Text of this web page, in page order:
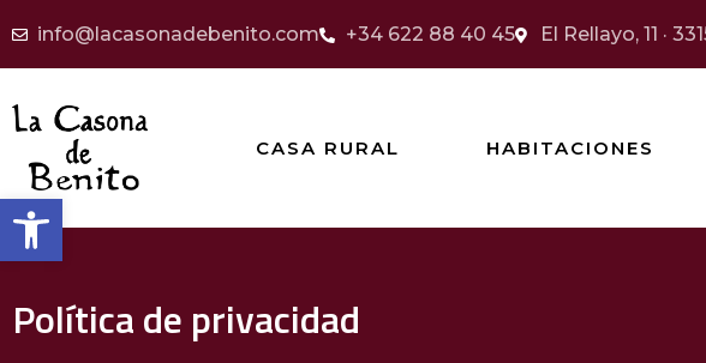
Abrir barra de herramientas
info@lacasonadebenito.com +34 622 88 40 45 El Rellayo, 11 ·
CASA RURAL HABITACIONES
Política de privacidad